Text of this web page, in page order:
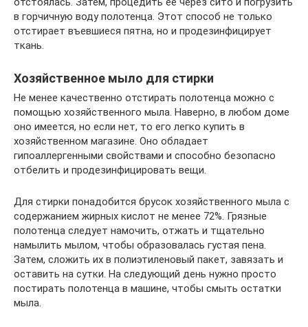
в горчичную воду полотенца. Этот способ не только
отстирает въевшиеся пятна, но и продезинфицирует
ткань.
Хозяйственное мыло для стирки
Не менее качественно отстирать полотенца можно с
помощью хозяйственного мыла. Наверно, в любом доме
оно имеется, но если нет, то его легко купить в
хозяйственном магазине. Оно обладает
гипоаллергенными свойствами и способно безопасно
отбелить и продезинфицировать вещи.
Для стирки понадобится брусок хозяйственного мыла с
содержанием жирных кислот не менее 72%. Грязные
полотенца следует намочить, отжать и тщательно
намылить мылом, чтобы образовалась густая пена.
Затем, сложить их в полиэтиленовый пакет, завязать и
оставить на сутки. На следующий день нужно просто
постирать полотенца в машине, чтобы смыть остатки
мыла.